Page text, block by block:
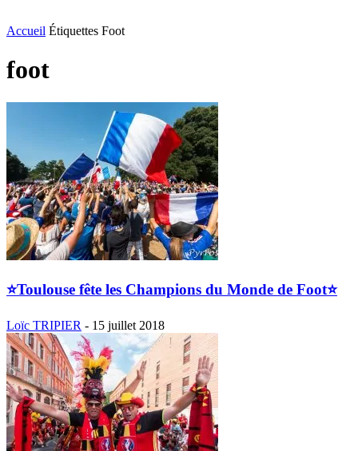
Accueil Étiquettes Foot
foot
⭐️Toulouse fête les Champions du Monde de Foot⭐️
Loïc TRIPIER - 15 juillet 2018